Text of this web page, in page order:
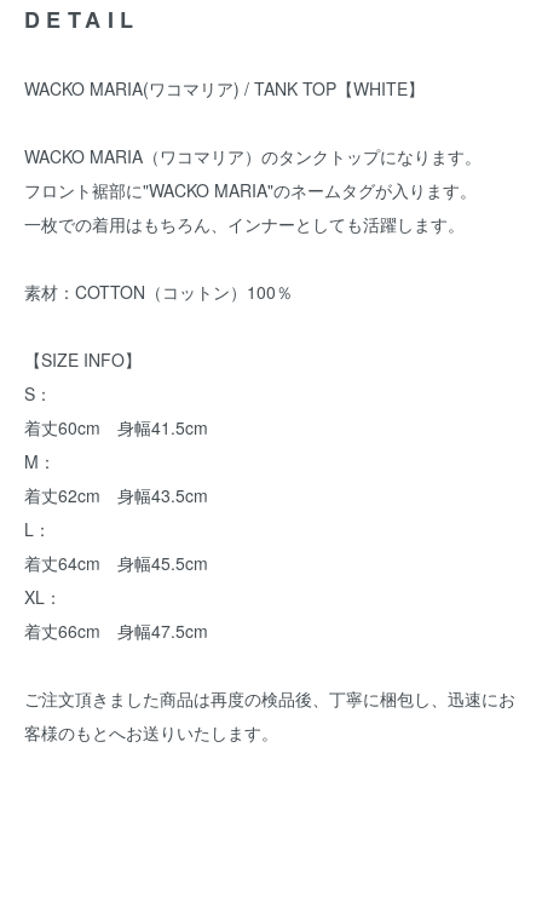
DETAIL
WACKO MARIA(ワコマリア) / TANK TOP【WHITE】
WACKO MARIA（ワコマリア）のタンクトップになります。
フロント裾部に"WACKO MARIA"のネームタグが入ります。
一枚での着用はもちろん、インナーとしても活躍します。
素材：COTTON（コットン）100％
【SIZE INFO】
S：
着丈60cm 身幅41.5cm
M：
着丈62cm 身幅43.5cm
L：
着丈64cm 身幅45.5cm
XL：
着丈66cm 身幅47.5cm
ご注文頂きました商品は再度の検品後、丁寧に梱包し、迅速にお
客様のもとへお送りいたします。